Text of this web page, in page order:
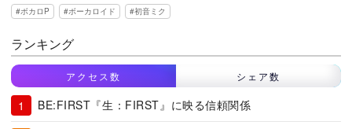
ボカロP
ボーカロイド 初音ミク
ランキング
アクセス数 シェア数
BE:FIRST『生：FIRST』に映る信頼関係